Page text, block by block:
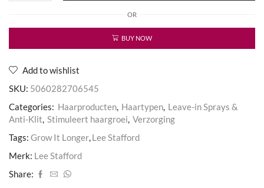
Leave-
Treatment
OR
BUY NOW
Add to wishlist
SKU: 5060282706545
Categories: Haarproducten, Haartypen, Leave-in Sprays &
Anti-Klit, Stimuleert haargroei, Verzorging
Tags: Grow It Longer,Lee Stafford
Merk: Lee Stafford
Share: